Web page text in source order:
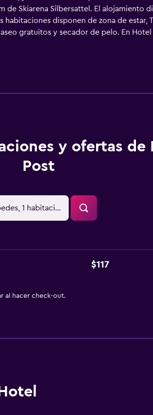
de Skiarena Silbersattel. El alojamiento
disponen de zona de estar,
gratuitos y secador de pelo. En
La clientela puede practicar
de Erfurt-Weimar) está a 114 km, y el
y ofertas de
Post
1 habitación
$117
al hacer check-out.